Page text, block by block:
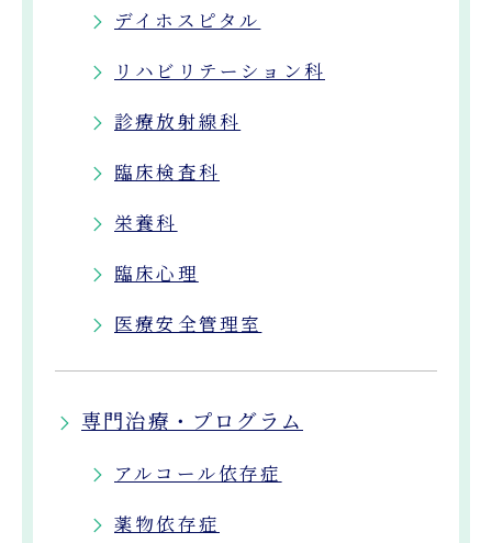
デイホスピタル
リハビリテーション科
診療放射線科
臨床検査科
栄養科
臨床心理
医療安全管理室
専門治療・プログラム
アルコール依存症
薬物依存症